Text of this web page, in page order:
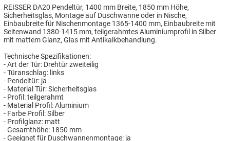
REISSER DA20 Pendeltür, 1400 mm Breite, 1850 mm Höhe,
Sicherheitsglas, Montage auf Duschwanne oder in Nische,
Einbaubreite für Nischenmontage 1365-1400 mm, Einbaubreite mit
Seitenwand 1380-1415 mm, teilgerahmtes Aluminiumprofil in Silber
mit mattem Glanz, Glas mit Antikalkbehandlung.
Technische Spezifikationen:
- Art der Tür: Drehtür zweiteilig
- Türanschlag: links
- Pendeltür: ja
- Material Tür: Sicherheitsglas
- Profil: teilgerahmt
- Material Profil: Aluminium
- Farbe Profil: Silber
- Profilglanz: matt
- Gesamthöhe: 1850 mm
- Geeignet für Duschwannenmontage: ja